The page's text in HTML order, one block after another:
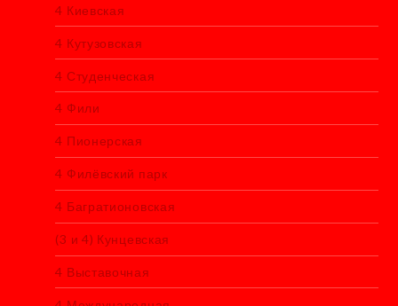
4 Киевская
4 Кутузовская
4 Студенческая
4 Фили
4 Пионерская
4 Филёвский парк
4 Багратионовская
(3 и 4) Кунцевская
4 Выставочная